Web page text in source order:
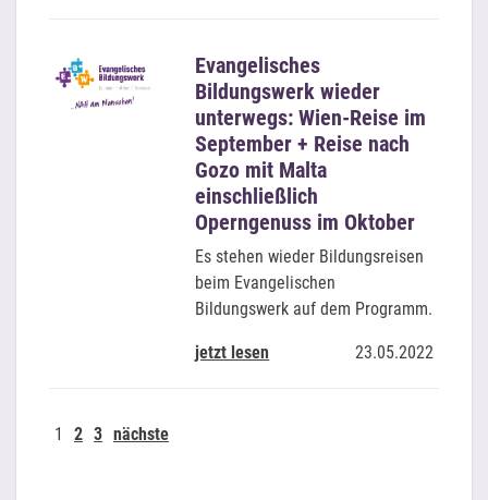
Evangelisches
Bildungswerk wieder
unterwegs: Wien-Reise im
September + Reise nach
Gozo mit Malta
einschließlich
Operngenuss im Oktober
Es stehen wieder Bildungsreisen
beim Evangelischen
Bildungswerk auf dem Programm.
jetzt lesen 23.05.2022
1 2 3 nächste